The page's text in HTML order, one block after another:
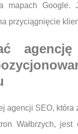
mapach Google.
przyciągnięcie
agencję
agencji SEO, która
Wałbrzych, jest